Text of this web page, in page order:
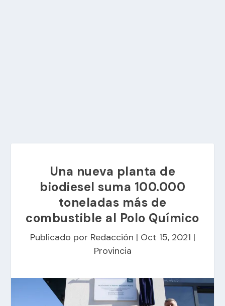
Una nueva planta de
biodiesel suma 100.000
toneladas más de
combustible al Polo Químico
Publicado por Redacción | Oct 15, 2021 |
Provincia